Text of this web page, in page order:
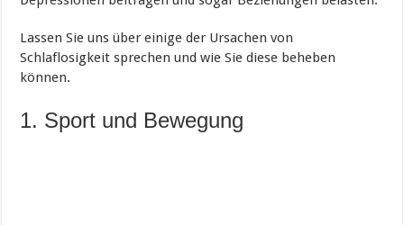
Lassen Sie uns über einige der Ursachen von
Schlaflosigkeit sprechen und wie Sie diese beheben
können.
1. Sport und Bewegung